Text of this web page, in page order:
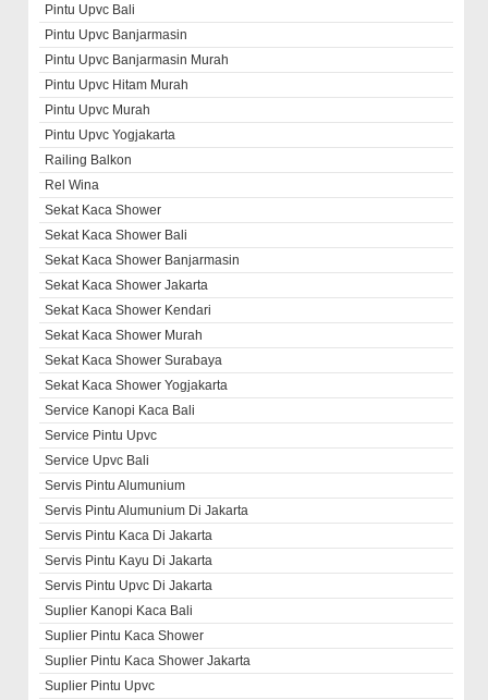
Pintu Upvc Bali
Pintu Upvc Banjarmasin
Pintu Upvc Banjarmasin Murah
Pintu Upvc Hitam Murah
Pintu Upvc Murah
Pintu Upvc Yogjakarta
Railing Balkon
Rel Wina
Sekat Kaca Shower
Sekat Kaca Shower Bali
Sekat Kaca Shower Banjarmasin
Sekat Kaca Shower Jakarta
Sekat Kaca Shower Kendari
Sekat Kaca Shower Murah
Sekat Kaca Shower Surabaya
Sekat Kaca Shower Yogjakarta
Service Kanopi Kaca Bali
Service Pintu Upvc
Service Upvc Bali
Servis Pintu Alumunium
Servis Pintu Alumunium Di Jakarta
Servis Pintu Kaca Di Jakarta
Servis Pintu Kayu Di Jakarta
Servis Pintu Upvc Di Jakarta
Suplier Kanopi Kaca Bali
Suplier Pintu Kaca Shower
Suplier Pintu Kaca Shower Jakarta
Suplier Pintu Upvc